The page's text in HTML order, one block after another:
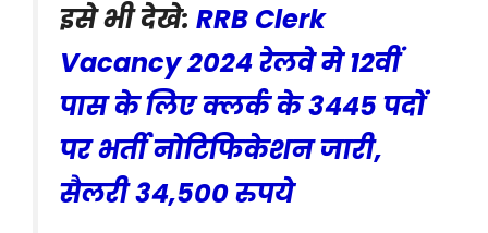
इसे भी देखे: RRB Clerk
Vacancy 2024 रेलवे मे 12वीं
पास के लिए क्लर्क के 3445 पदों
पर भर्ती नोटिफिकेशन जारी,
सैलरी 34,500 रुपये